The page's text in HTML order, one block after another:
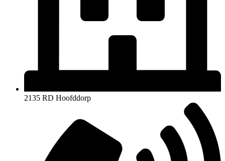
2135 RD Hoofddorp